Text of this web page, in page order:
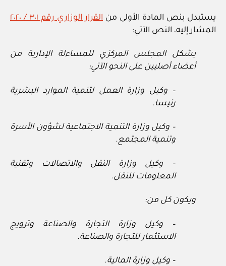
يستبدل بنص المادة الأولى من القرار الوزاري رقم ٣٠١ / ٢٠٢٠
المشار إليه، النص الآتي:
يشكل المجلس المركزي للمساءلة الإدارية من
أعضاء أصليين على النحو الآتي:
– وكيل وزارة العمل لتنمية الموارد البشرية
رئيسا.
– وكيل وزارة التنمية الاجتماعية لشؤون الأسرة
وتنمية المجتمع.
– وكيل وزارة النقل والاتصالات وتقنية
المعلومات للنقل.
ويكون كل من:
– وكيل وزارة التجارة والصناعة وترويج
الاستثمار للتجارة والصناعة.
– وكيل وزارة المالية.